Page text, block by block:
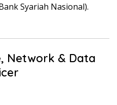
Syariah Nasional).
Network & Data